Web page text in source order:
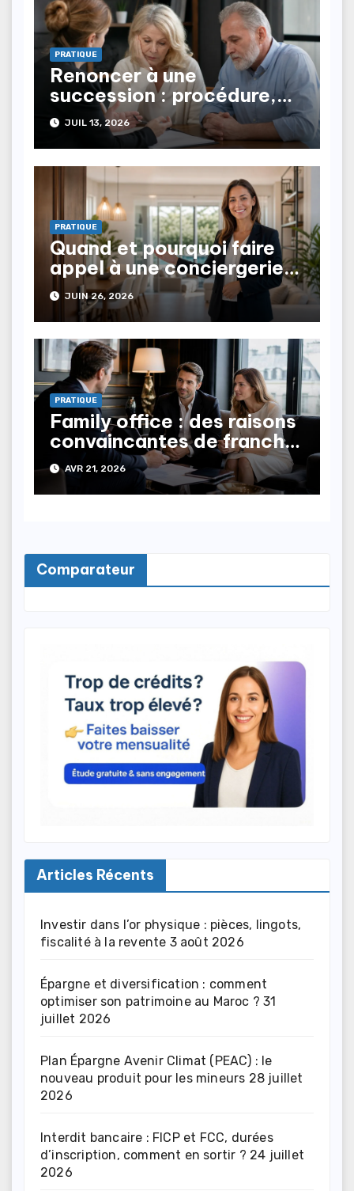
PRATIQUE
Renoncer à une
succession : procédure,
conséquences,
représentation
JUIL 13, 2026
PRATIQUE
Quand et pourquoi faire
appel à une conciergerie
immobilière ?
JUIN 26, 2026
PRATIQUE
Family office : des raisons
convaincantes de franchir
le pas
AVR 21, 2026
Comparateur
Articles Récents
Investir dans l’or physique : pièces, lingots,
fiscalité à la revente 3 août 2026
Épargne et diversification : comment
optimiser son patrimoine au Maroc ? 31
juillet 2026
Plan Épargne Avenir Climat (PEAC) : le
nouveau produit pour les mineurs 28 juillet
2026
Interdit bancaire : FICP et FCC, durées
d’inscription, comment en sortir ? 24 juillet
2026